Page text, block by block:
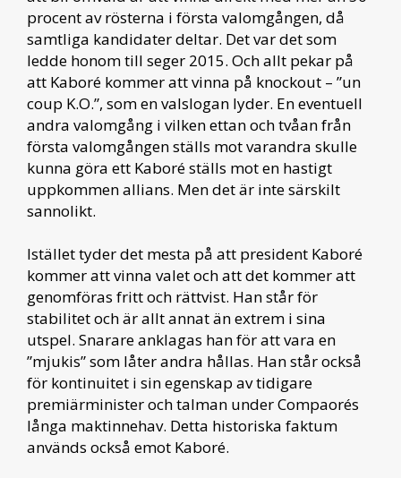
procent av rösterna i första valomgången, då
samtliga kandidater deltar. Det var det som
ledde honom till seger 2015. Och allt pekar på
att Kaboré kommer att vinna på knockout – ”un
coup K.O.”, som en valslogan lyder. En eventuell
andra valomgång i vilken ettan och tvåan från
första valomgången ställs mot varandra skulle
kunna göra ett Kaboré ställs mot en hastigt
uppkommen allians. Men det är inte särskilt
sannolikt.
Istället tyder det mesta på att president Kaboré
kommer att vinna valet och att det kommer att
genomföras fritt och rättvist. Han står för
stabilitet och är allt annat än extrem i sina
utspel. Snarare anklagas han för att vara en
”mjukis” som låter andra hållas. Han står också
för kontinuitet i sin egenskap av tidigare
premiärminister och talman under Compaorés
långa maktinnehav. Detta historiska faktum
används också emot Kaboré.